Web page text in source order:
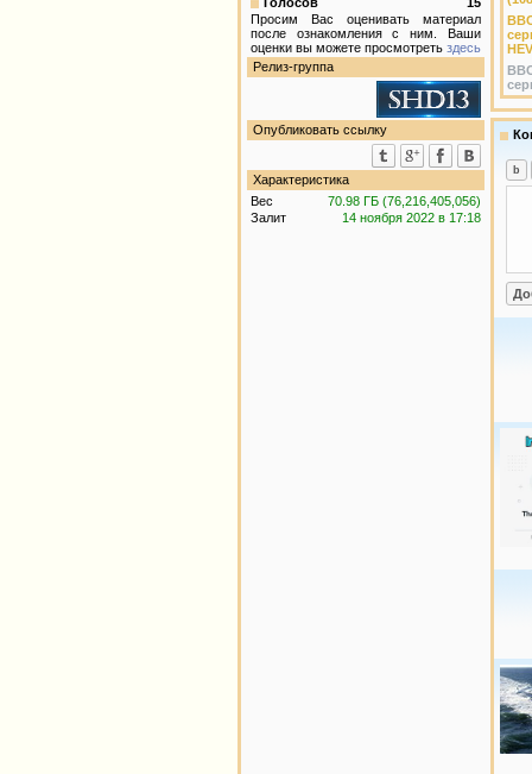
Просим Вас оценивать материал
после ознакомления с ним. Ваши
оценки вы можете просмотреть здесь
Релиз-группа
Опубликовать ссылку
Характеристика
Вес
70.98 ГБ (76,216,405,056)
Залит
14 ноября 2022 в 17:18